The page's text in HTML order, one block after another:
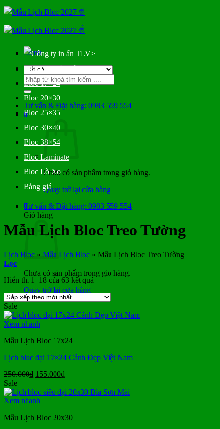
Bỏ
qua
nội
dung
Menu
Tìm
kiếm:
Tư vấn & Đặt hàng: 0983 559 554
0
Chưa có sản phẩm trong giỏ hàng.
Quay trở lại cửa hàng
0
Giỏ hàng
Chưa có sản phẩm trong giỏ hàng.
Quay trở lại cửa hàng
>
Bloc Đại Gắn Bìa
Bloc 17×24
Bloc 20×30
Bloc 25×35
Bloc 30×40
Bloc 38×54
Bloc Laminate
Bloc Lò Xo
Bảng giá
Tư vấn & Đặt hàng: 0983 559 554
Mẫu Lịch Bloc Treo Tường
Lịch Bloc » Mẫu Lịch Bloc » Mẫu Lịch Bloc Treo Tường
Lọc
Hiển thị 1–18 của 63 kết quả Đã
xếp
mới
Sale
Xem nhanh
Mẫu Lịch Bloc 17x24
Lịch bloc đại 17×24 Cảnh Đẹp Việt Nam
250.000₫ Giá
là:
250.000₫.
155.000₫Giá
tại
Sale
Xem nhanh
Mẫu Lịch Bloc 20x30